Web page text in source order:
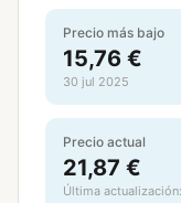
Precio más bajo
15,76 €
30 jul 2025
Precio actual
21,87 €
Última